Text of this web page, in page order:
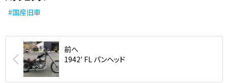
#国産旧車
前へ
1942′ FL パンヘッド